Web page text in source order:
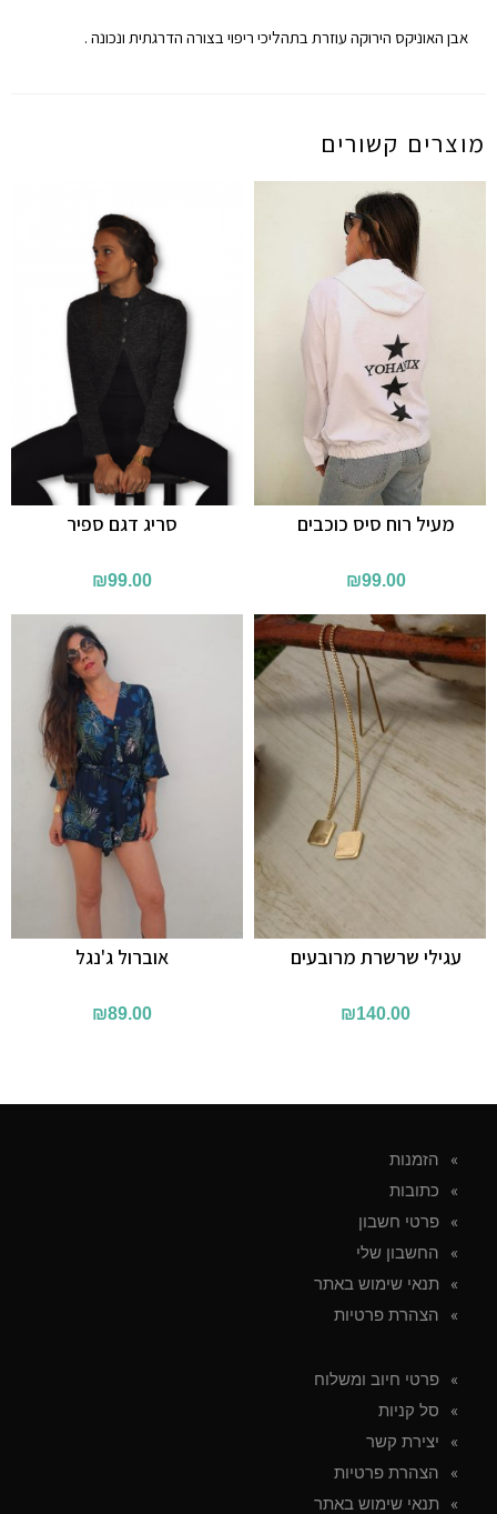
אבן האוניקס הירוקה עוזרת בתהליכי ריפוי בצורה הדרגתית ונכונה .
מוצרים קשורים
סריג דגם ספיר
₪99.00
מעיל רוח סיס כוכבים
₪99.00
אוברול ג'נגל
₪89.00
עגילי שרשרת מרובעים
₪140.00
הזמנות
כתובות
פרטי חשבון
החשבון שלי
תנאי שימוש באתר
הצהרת פרטיות
פרטי חיוב ומשלוח
סל קניות
יצירת קשר
הצהרת פרטיות
תנאי שימוש באתר